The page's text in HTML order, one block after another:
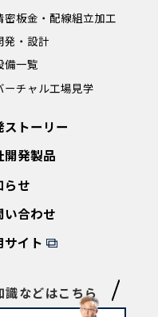
板金・配線組立加工
・設計
一覧
チャル工場見学
ストーリー
開発製品
らせ
い合わせ
サイト
などはこちら